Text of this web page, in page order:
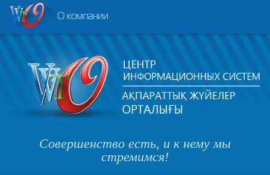
О компании
Совершенство есть, и к нему мы
стремимся!